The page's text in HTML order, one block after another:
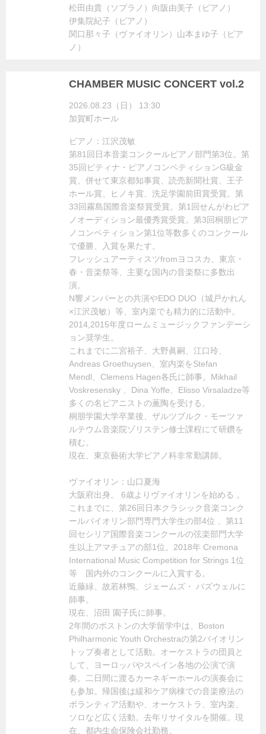
松田由貴（ソプラノ）向阪由美子（ピアノ）
伊集院紀子（ピアノ）
関口那々子（ヴァイオリン）山本まゆ子（ピア
ノ）
CHAMBER MUSIC CONCERT vol.2
2026.08.23（日） 13:30
加賀町ホール
ピアノ：江沢茂敏
第81回日本音楽コンクールピアノ部門第3位。第
35回ピティナ・ピアノコンペティションG級金
賞、併せて東京都知事賞、読売新聞社賞、王子
ホール賞、ヒノキ賞、洗足学園前田賞受賞。第
33回霧島国際音楽祭賞受賞。第1回せんがわピア
ノオーディション最優秀賞受賞。第3回桐朋ピア
ノコンペティション第1位等数多くのコンクール
で優勝、入賞を果たす。
フレッシュアーティスツfromヨコスカ、東京・
春・音楽祭等、主要な国内の音楽祭に多数出
演。
N響メンバーとの共演やEDO DUO（城戸かれん
×江沢茂敏）等、室内楽でも精力的に活動中。
2014,2015年度ロームミュージックファンデーシ
ョン奨学生。
これまでに二宮裕子、大野眞嗣、江口玲、
Andreas Groethuysen、室内楽をStefan
Mendl、Clemens Hagen各氏に師事。Mikhail
Voskresensky 、Dina Yoffe、Elisso Virsaladze等
多くの名ピアニストの薫陶を受ける。
桐朋学園大学卒業後、ザルツブルク・モーツァ
ルテウム音楽院ゾリステン修士課程にて研鑽を
積む。
現在、東京藝術大学ピアノ科非常勤講師。
ヴァイオリン：山口夏海
大阪府出身。 6歳よりヴァイオリンを始める 。
これまでに、第26回日本クラシック音楽コンク
ールバイオリン部門専門大学生の部4位 、第11
回セシリア国際音楽コンクールの弦楽部門大学
生以上アマチュアの部1位。2018年 Cremona
International Music Competition for Strings 1位
等 国内外のコンクールに入賞する。
近藤緑、故若林鴨、ジェームズ・ バズウェルに
師事。
現在、沼田 園子氏に師事。
2年間のボストンの大学留学中は、Boston
Philharmonic Youth Orchestraの第2バイオリン
トップ奏者として活動。オーケストラの団員と
して、ヨーロッパやスペイン各地の公演で演
奏。二日間に渡るカーネギーホールの演奏会に
も参加。帰国後は緩和ケア病棟での音楽療法の
ボランティア活動や、オーケストラ、室内楽、
ソロなど広く活動。去年リサイタルを開催。現
在、都内生命保険会社勤務。